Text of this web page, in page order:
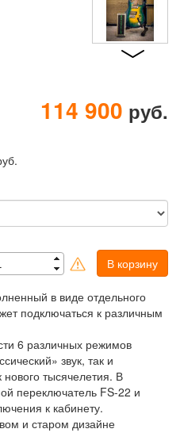
в виде отдельного
подключаться к различным
6 различных режимов
звук, так и
тысячелетия. В
переключатель FS-22 и
к кабинету.
и старом дизайне
114 900 руб.
В корзину